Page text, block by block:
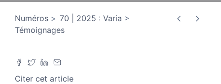
Numéros
70 | 2025 : Varia
Témoignages
Citer cet article